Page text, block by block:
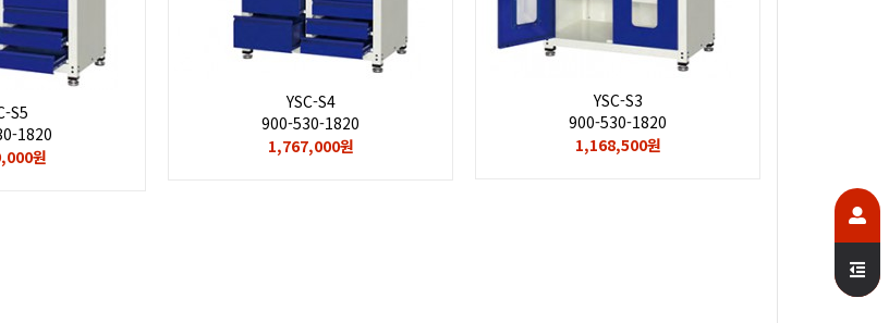
S5
1820
원
YSC-S4
900-530-1820
1,767,000원
YSC-S3
900-530-1820
1,168,500원